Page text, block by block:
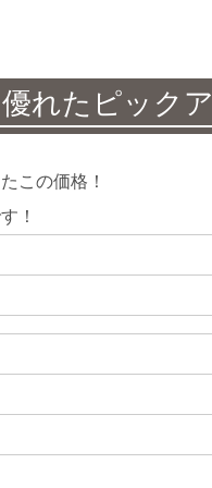
れたピック
この価格！
！